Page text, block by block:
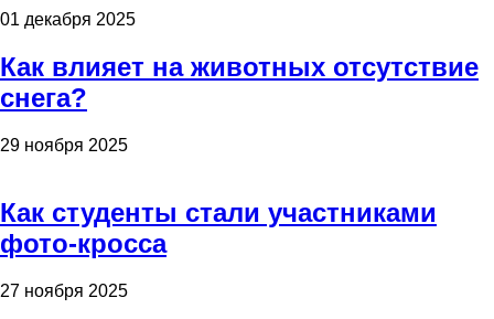
01 декабря 2025
Как влияет на животных отсутствие
снега?
29 ноября 2025
Как студенты стали участниками
фото-кросса
27 ноября 2025